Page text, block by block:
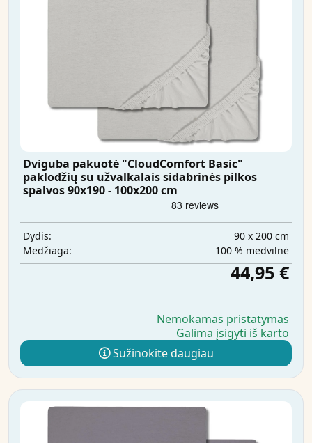
Dviguba pakuotė "CloudComfort Basic"
paklodžių su užvalkalais sidabrinės pilkos
spalvos 90x190 - 100x200 cm
Dydis:
90 x 200 cm
Medžiaga:
100 % medvilnė
44,95 €
Nemokamas pristatymas
Galima įsigyti iš karto
Sužinokite daugiau